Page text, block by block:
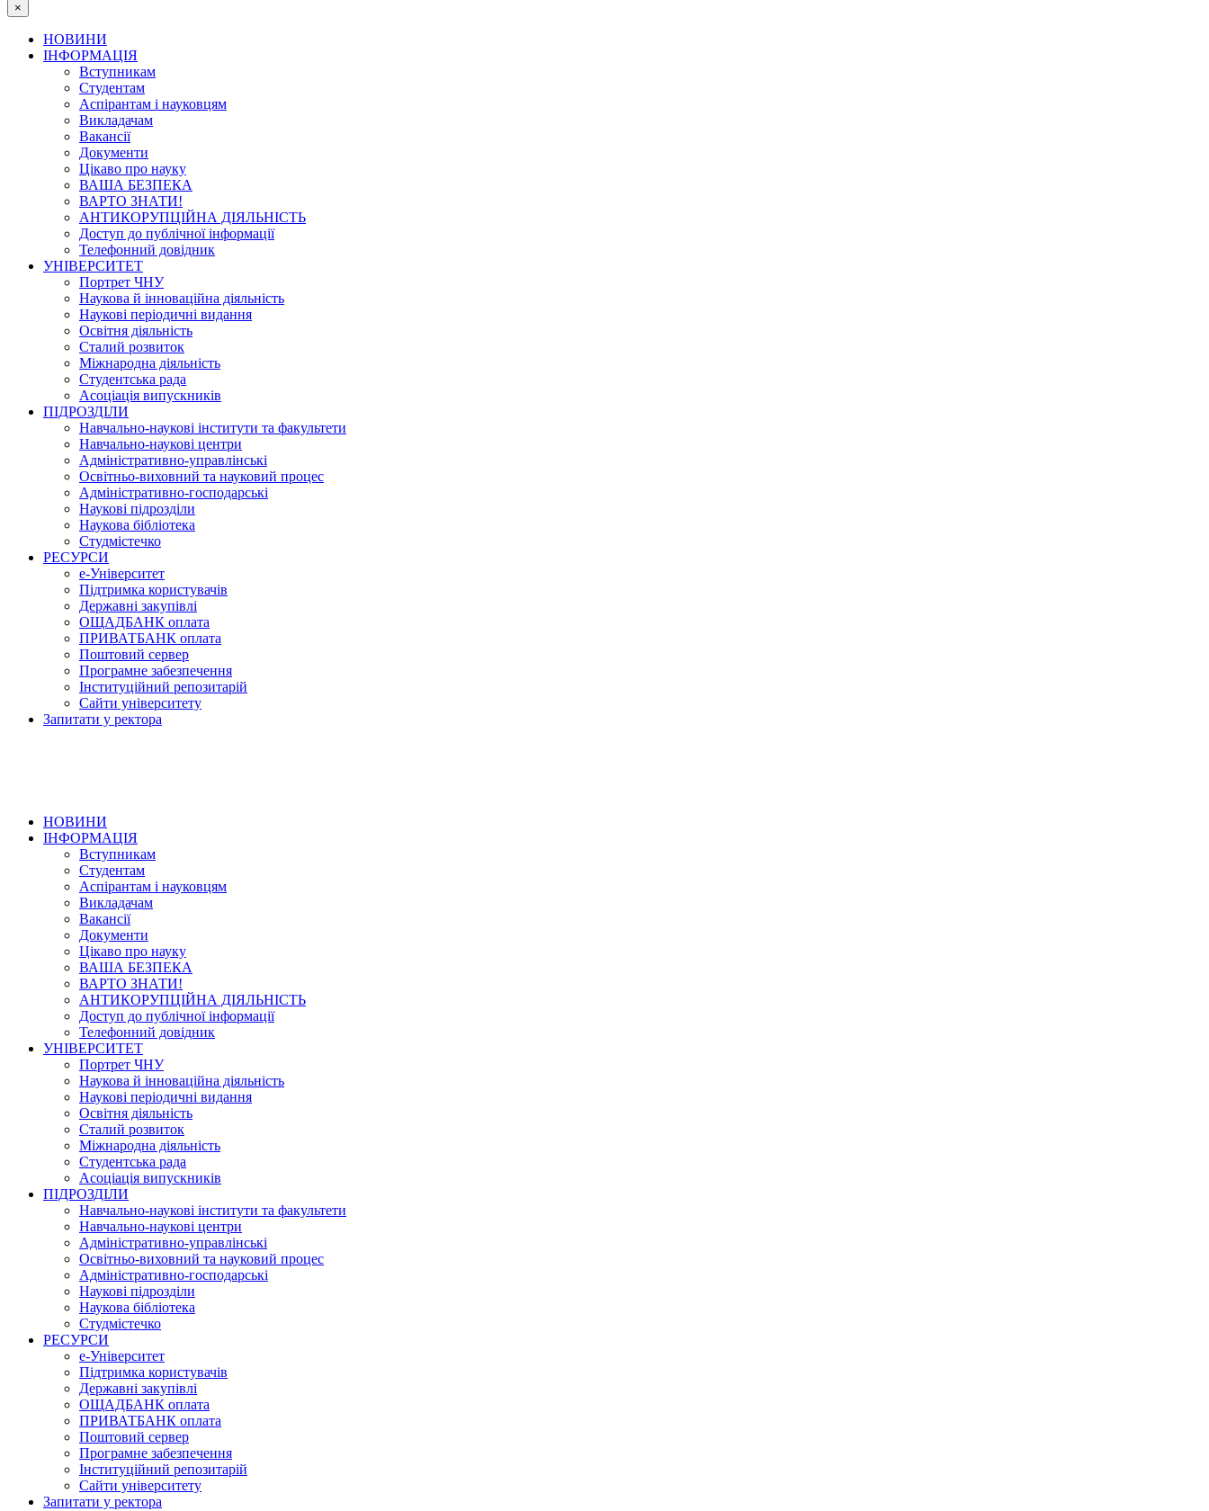
×
НОВИНИ
ІНФОРМАЦІЯ
Вступникам
Студентам
Аспірантам і науковцям
Викладачам
Вакансії
Документи
Цікаво про науку
ВАША БЕЗПЕКА
ВАРТО ЗНАТИ!
АНТИКОРУПЦІЙНА ДІЯЛЬНІСТЬ
Доступ до публічної інформації
Телефонний довідник
УНІВЕРСИТЕТ
Портрет ЧНУ
Наукова й інноваційна діяльність
Наукові періодичні видання
Освітня діяльність
Сталий розвиток
Міжнародна діяльність
Студентська рада
Асоціація випускників
ПІДРОЗДІЛИ
Навчально-наукові інститути та факультети
Навчально-наукові центри
Адміністративно-управлінські
Освітньо-виховний та науковий процес
Адміністративно-господарські
Наукові підрозділи
Наукова бібліотека
Студмістечко
РЕСУРСИ
е-Університет
Підтримка користувачів
Державні закупівлі
ОЩАДБАНК оплата
ПРИВАТБАНК оплата
Поштовий сервер
Програмне забезпечення
Інституційний репозитарій
Сайти університету
Запитати у ректора
НОВИНИ
ІНФОРМАЦІЯ
Вступникам
Студентам
Аспірантам і науковцям
Викладачам
Вакансії
Документи
Цікаво про науку
ВАША БЕЗПЕКА
ВАРТО ЗНАТИ!
АНТИКОРУПЦІЙНА ДІЯЛЬНІСТЬ
Доступ до публічної інформації
Телефонний довідник
УНІВЕРСИТЕТ
Портрет ЧНУ
Наукова й інноваційна діяльність
Наукові періодичні видання
Освітня діяльність
Сталий розвиток
Міжнародна діяльність
Студентська рада
Асоціація випускників
ПІДРОЗДІЛИ
Навчально-наукові інститути та факультети
Навчально-наукові центри
Адміністративно-управлінські
Освітньо-виховний та науковий процес
Адміністративно-господарські
Наукові підрозділи
Наукова бібліотека
Студмістечко
РЕСУРСИ
е-Університет
Підтримка користувачів
Державні закупівлі
ОЩАДБАНК оплата
ПРИВАТБАНК оплата
Поштовий сервер
Програмне забезпечення
Інституційний репозитарій
Сайти університету
Запитати у ректора